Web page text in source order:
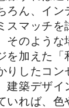
ろん、イン
スマッチを
そのような
を加えた「
りしたコン
建築デザイ
いれば、色